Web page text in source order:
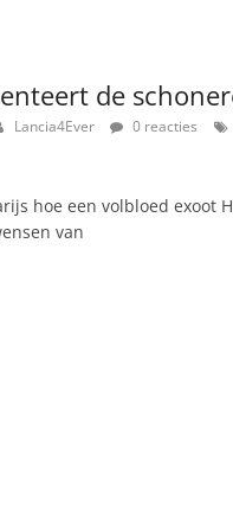
de
Lancia4Ever
0 reacties
hoe een volbloed exoot
van